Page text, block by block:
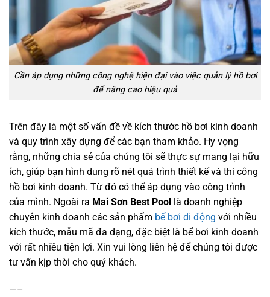
Cần áp dụng những công nghệ hiện đại vào việc quản lý hồ bơi
để nâng cao hiệu quả
Trên đây là một số vấn đề về kích thước hồ bơi kinh doanh
và quy trình xây dựng để các bạn tham khảo. Hy vọng
rằng, những chia sẻ của chúng tôi sẽ thực sự mang lại hữu
ích, giúp bạn hình dung rõ nét quá trình thiết kế và thi công
hồ bơi kinh doanh. Từ đó có thể áp dụng vào công trình
của mình. Ngoài ra Mai Sơn Best Pool
là doanh nghiệp
chuyên kinh doanh các sản phẩm bể bơi di động với nhiều
kích thước, mẫu mã đa dạng, đặc biệt là bể bơi kinh doanh
với rất nhiều tiện lợi. Xin vui lòng liên hệ để chúng tôi được
tư vấn kịp thời cho quý khách.
—–